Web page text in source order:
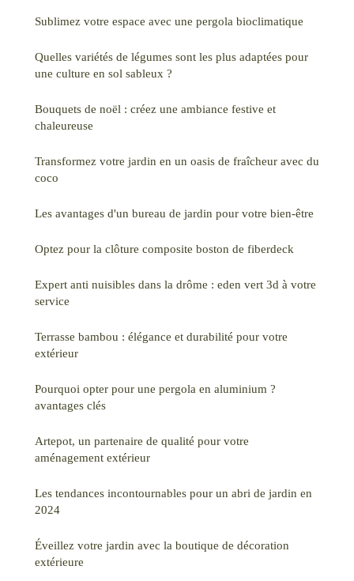
Sublimez votre espace avec une pergola bioclimatique
Quelles variétés de légumes sont les plus adaptées pour
une culture en sol sableux ?
Bouquets de noël : créez une ambiance festive et
chaleureuse
Transformez votre jardin en un oasis de fraîcheur avec du
coco
Les avantages d'un bureau de jardin pour votre bien-être
Optez pour la clôture composite boston de fiberdeck
Expert anti nuisibles dans la drôme : eden vert 3d à votre
service
Terrasse bambou : élégance et durabilité pour votre
extérieur
Pourquoi opter pour une pergola en aluminium ?
avantages clés
Artepot, un partenaire de qualité pour votre
aménagement extérieur
Les tendances incontournables pour un abri de jardin en
2024
Éveillez votre jardin avec la boutique de décoration
extérieure